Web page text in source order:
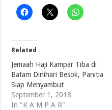
Related
Jemaah Haji Kampar Tiba di
Batam Dinihari Besok, Panitia
Siap Menyambut
September 1, 2018
In "K A M P A R"